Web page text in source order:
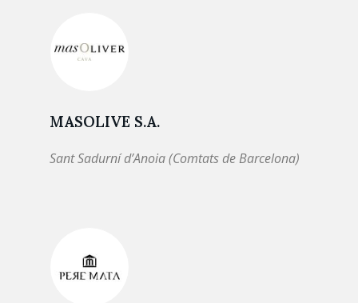
MASOLIVE S.A.
Sant Sadurní d’Anoia (Comtats de Barcelona)